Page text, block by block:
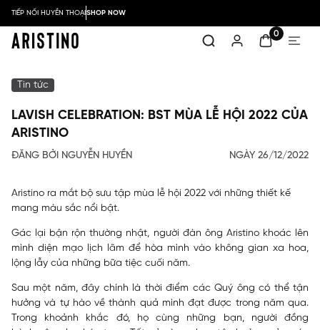
TIẾP NỐI HUYỀN THOẠISHOP NOW
0
Tin tức
LAVISH CELEBRATION: BST MÙA LỄ HỘI 2022 CỦA
ARISTINO
ĐĂNG BỞI NGUYỄN HUYỀN NGÀY 26/12/2022
Aristino ra mắt bộ sưu tập mùa lễ hội 2022 với những thiết kế
mang màu sắc nổi bật.
Gác lại bận rộn thường nhật, người đàn ông Aristino khoác lên
mình diện mạo lịch lãm để hòa mình vào không gian xa hoa,
lộng lẫy của những bữa tiệc cuối năm.
Sau một năm, đây chính là thời điểm các Quý ông có thể tận
hưởng và tự hào về thành quả mình đạt được trong năm qua.
Trong khoảnh khắc đó, họ cùng những bạn, người đồng